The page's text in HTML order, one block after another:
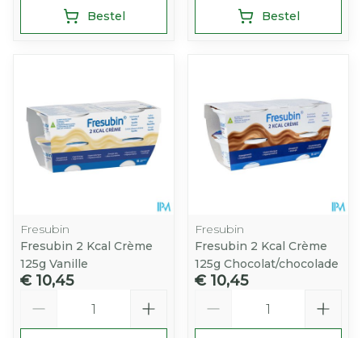
Bestel Bestel
Fresubin
Fresubin 2 Kcal Crème
125g Vanille
€ 10,45
Fresubin
Fresubin 2 Kcal Crème
125g Chocolat/chocolade
€ 10,45